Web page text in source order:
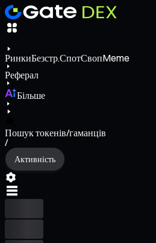
РинкиБезстр.СпотСвопMeme
Реферал
Більше
Пошук токенів/гаманців
/
Активність